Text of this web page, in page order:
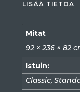
LISÄÄ TIETOA
Mitat
92 × 236 × 82
Istuin:
Classic,